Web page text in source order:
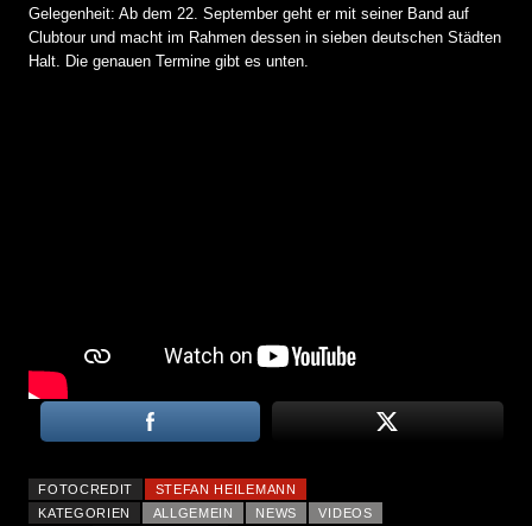
Gelegenheit: Ab dem 22. September geht er mit seiner Band auf
Clubtour und macht im Rahmen dessen in sieben deutschen Städten
Halt. Die genauen Termine gibt es unten.
FOTOCREDIT
STEFAN HEILEMANN
KATEGORIEN
ALLGEMEIN NEWS
VIDEOS